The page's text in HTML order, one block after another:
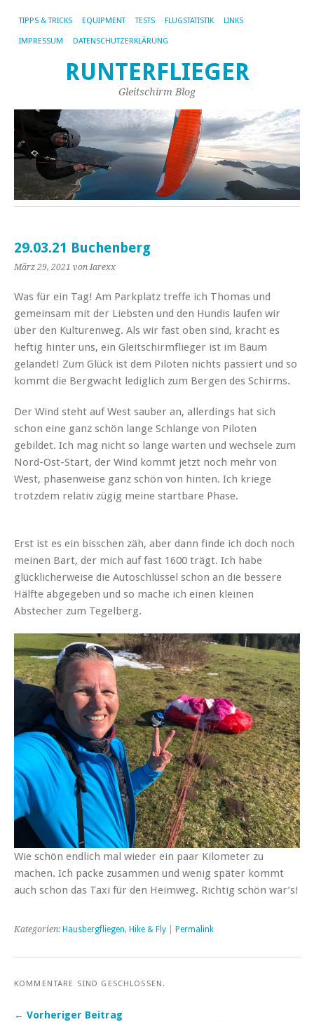
TIPPS & TRICKS EQUIPMENT TESTS FLUGSTATISTIK LINKS
IMPRESSUM DATENSCHUTZERKLÄRUNG
RUNTERFLIEGER
Gleitschirm Blog
29.03.21 Buchenberg
März 29, 2021 von Iarexx
Was für ein Tag! Am Parkplatz treffe ich Thomas und
gemeinsam mit der Liebsten und den Hundis laufen wir
über den Kulturenweg. Als wir fast oben sind, kracht es
heftig hinter uns, ein Gleitschirmflieger ist im Baum
gelandet! Zum Glück ist dem Piloten nichts passiert und so
kommt die Bergwacht lediglich zum Bergen des Schirms.
Der Wind steht auf West sauber an, allerdings hat sich
schon eine ganz schön lange Schlange von Piloten
gebildet. Ich mag nicht so lange warten und wechsele zum
Nord-Ost-Start, der Wind kommt jetzt noch mehr von
West, phasenweise ganz schön von hinten. Ich kriege
trotzdem relativ zügig meine startbare Phase.
Erst ist es ein bisschen zäh, aber dann finde ich doch noch
meinen Bart, der mich auf fast 1600 trägt. Ich habe
glücklicherweise die Autoschlüssel schon an die bessere
Hälfte abgegeben und so mache ich einen kleinen
Abstecher zum Tegelberg.
Wie schön endlich mal wieder ein paar Kilometer zu
machen. Ich packe zusammen und wenig später kommt
auch schon das Taxi für den Heimweg. Richtig schön war’s!
Kategorien: Hausbergfliegen, Hike & Fly Permalink
KOMMENTARE SIND GESCHLOSSEN.
← Vorheriger Beitrag